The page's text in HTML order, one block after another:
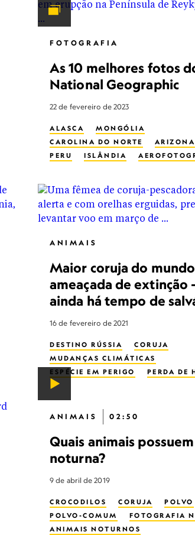
FOTOGRAFIA
As 10 melhores fotos
National Geographic
22 de fevereiro de 2023
ALASCA
MONGÓLIA
CAROLINA DO NORTE
ARIZONA
PERU
ISLÂNDIA
FOTOGRAFIA DE NATUREZA
FOTOGRAFIA NOTURNA
ASTROFOTOGRAFIA
ANIMAIS
Maior coruja do
ameaçada de extinção
ainda há tempo de
16 de fevereiro de 2021
DESTINO RÚSSIA
CORUJA
MUDANÇAS CLIMÁTICAS
ESPÉCIE EM PERIGO
PERDA DE
INDÚSTRIA MADEIREIRA
ANIMAIS 02:50
Quais animais
noturna?
9 de abril de 2019
CROCODILOS CORUJA
POLVO
POLVO-COMUM
FOTOGRAFIA
ANIMAIS NOTURNOS